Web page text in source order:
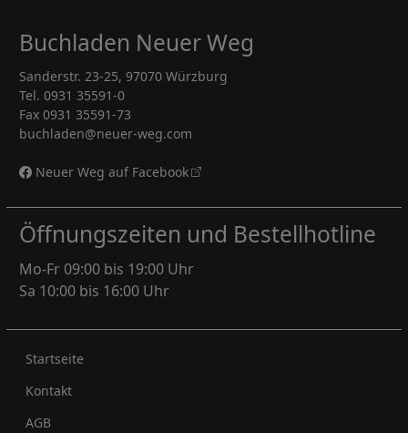
Buchladen Neuer Weg
Sanderstr. 23-25, 97070 Würzburg
Tel. 0931 35591-0
Fax 0931 35591-73
buchladen@neuer-weg.com
Neuer Weg auf Facebook
Öffnungszeiten und Bestellhotline
Mo-Fr 09:00 bis 19:00 Uhr
Sa 10:00 bis 16:00 Uhr
Rechtliches
Startseite
Kontakt
AGB